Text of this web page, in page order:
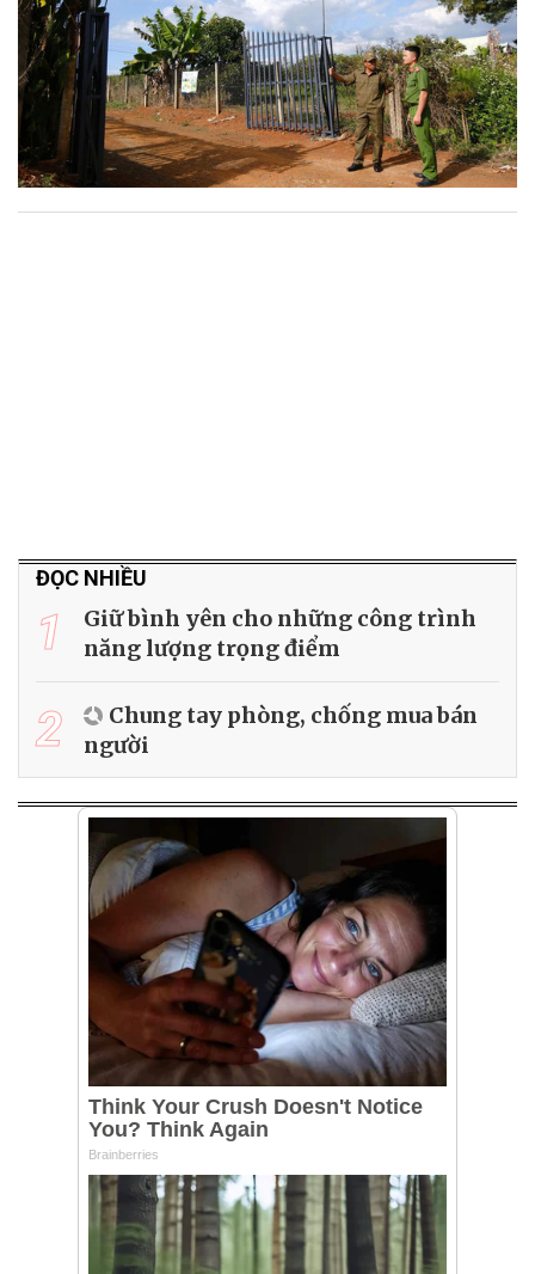
ĐỌC NHIỀU
1
Giữ bình yên cho những công trình
năng lượng trọng điểm
2
Chung tay phòng, chống mua bán
người